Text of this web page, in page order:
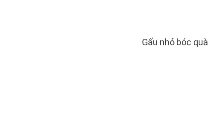
Gấu nhỏ bóc